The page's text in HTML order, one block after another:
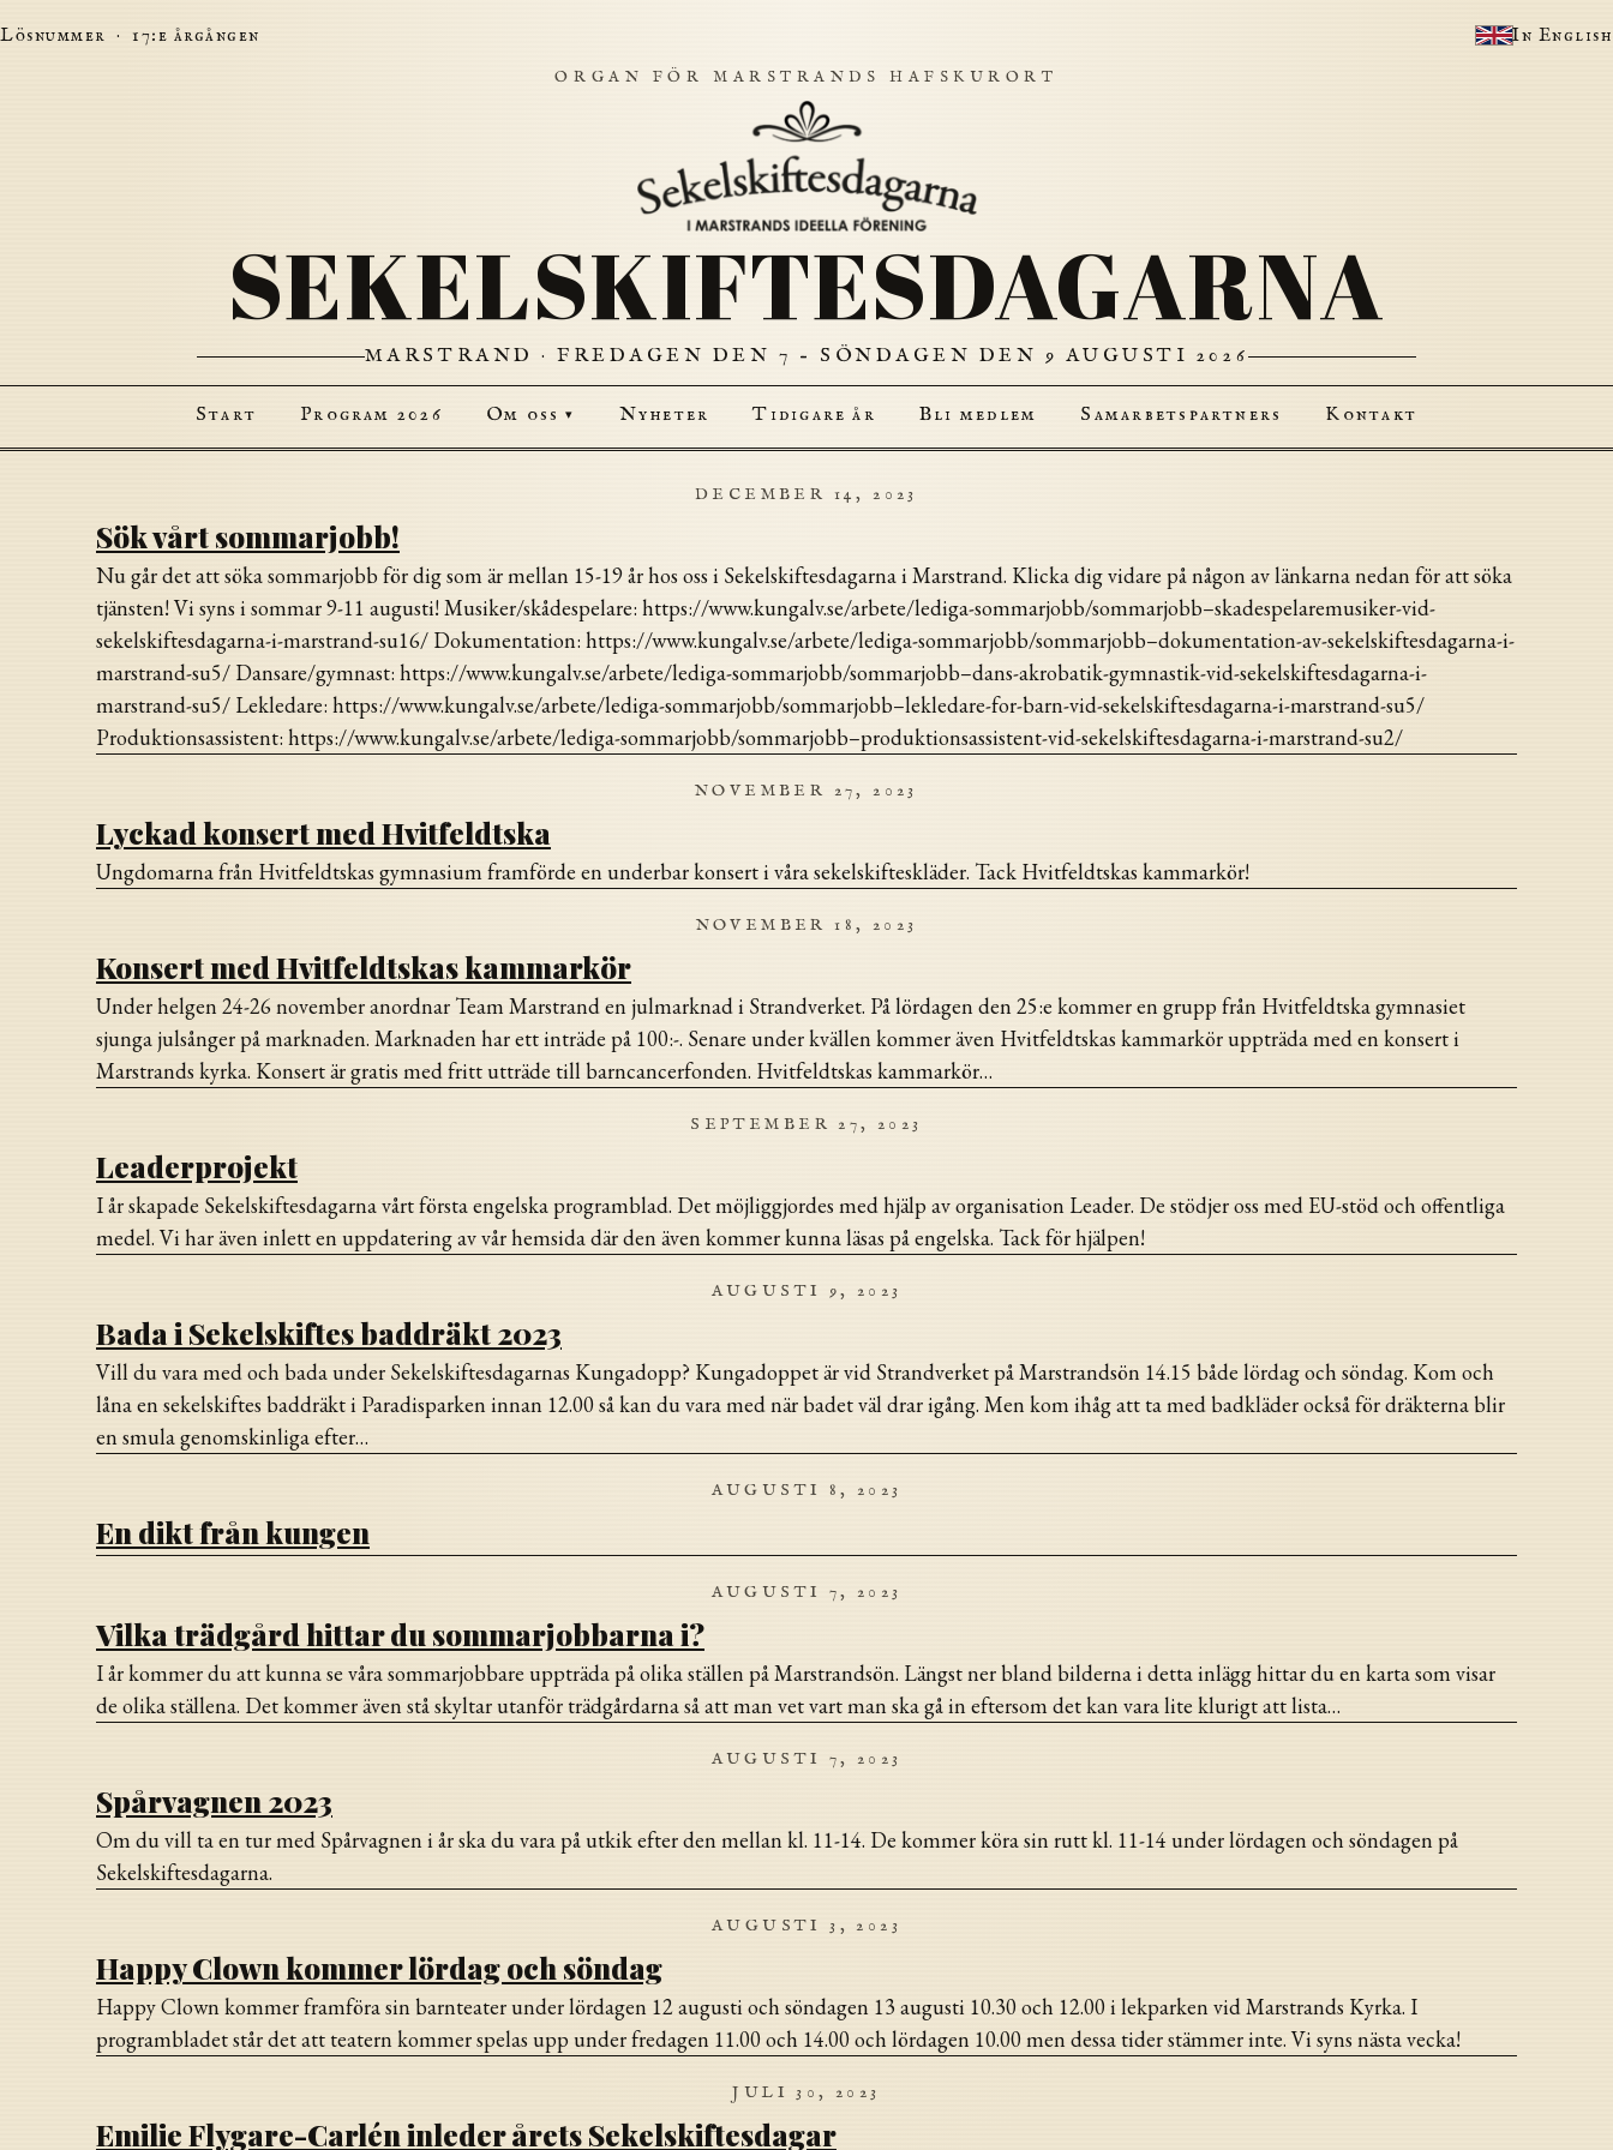
Lösnummer · 17:e årgången In English
ORGAN FÖR MARSTRANDS HAFSKURORT
SEKELSKIFTESDAGARNA
MARSTRAND · FREDAGEN DEN 7 – SÖNDAGEN DEN 9 AUGUSTI 2026
Start Program 2026 Om oss ▾ Nyheter Tidigare år Bli medlem Samarbetspartners Kontakt
DECEMBER 14, 2023
Sök vårt sommarjobb!
Nu går det att söka sommarjobb för dig som är mellan 15-19 år hos oss i Sekelskiftesdagarna i Marstrand. Klicka dig vidare på någon av länkarna nedan för att söka
tjänsten! Vi syns i sommar 9-11 augusti! Musiker/skådespelare: https://www.kungalv.se/arbete/lediga-sommarjobb/sommarjobb–skadespelaremusiker-vid-
sekelskiftesdagarna-i-marstrand-su16/ Dokumentation: https://www.kungalv.se/arbete/lediga-sommarjobb/sommarjobb–dokumentation-av-sekelskiftesdagarna-i-
marstrand-su5/ Dansare/gymnast: https://www.kungalv.se/arbete/lediga-sommarjobb/sommarjobb–dans-akrobatik-gymnastik-vid-sekelskiftesdagarna-i-
marstrand-su5/ Lekledare: https://www.kungalv.se/arbete/lediga-sommarjobb/sommarjobb–lekledare-for-barn-vid-sekelskiftesdagarna-i-marstrand-su5/
Produktionsassistent: https://www.kungalv.se/arbete/lediga-sommarjobb/sommarjobb–produktionsassistent-vid-sekelskiftesdagarna-i-marstrand-su2/
NOVEMBER 27, 2023
Lyckad konsert med Hvitfeldtska
Ungdomarna från Hvitfeldtskas gymnasium framförde en underbar konsert i våra sekelskifteskläder. Tack Hvitfeldtskas kammarkör!
NOVEMBER 18, 2023
Konsert med Hvitfeldtskas kammarkör
Under helgen 24-26 november anordnar Team Marstrand en julmarknad i Strandverket. På lördagen den 25:e kommer en grupp från Hvitfeldtska gymnasiet
sjunga julsånger på marknaden. Marknaden har ett inträde på 100:-. Senare under kvällen kommer även Hvitfeldtskas kammarkör uppträda med en konsert i
Marstrands kyrka. Konsert är gratis med fritt utträde till barncancerfonden. Hvitfeldtskas kammarkör…
SEPTEMBER 27, 2023
Leaderprojekt
I år skapade Sekelskiftesdagarna vårt första engelska programblad. Det möjliggjordes med hjälp av organisation Leader. De stödjer oss med EU-stöd och offentliga
medel. Vi har även inlett en uppdatering av vår hemsida där den även kommer kunna läsas på engelska. Tack för hjälpen!
AUGUSTI 9, 2023
Bada i Sekelskiftes baddräkt 2023
Vill du vara med och bada under Sekelskiftesdagarnas Kungadopp? Kungadoppet är vid Strandverket på Marstrandsön 14.15 både lördag och söndag. Kom och
låna en sekelskiftes baddräkt i Paradisparken innan 12.00 så kan du vara med när badet väl drar igång. Men kom ihåg att ta med badkläder också för dräkterna blir
en smula genomskinliga efter…
AUGUSTI 8, 2023
En dikt från kungen
AUGUSTI 7, 2023
Vilka trädgård hittar du sommarjobbarna i?
I år kommer du att kunna se våra sommarjobbare uppträda på olika ställen på Marstrandsön. Längst ner bland bilderna i detta inlägg hittar du en karta som visar
de olika ställena. Det kommer även stå skyltar utanför trädgårdarna så att man vet vart man ska gå in eftersom det kan vara lite klurigt att lista…
AUGUSTI 7, 2023
Spårvagnen 2023
Om du vill ta en tur med Spårvagnen i år ska du vara på utkik efter den mellan kl. 11-14. De kommer köra sin rutt kl. 11-14 under lördagen och söndagen på
Sekelskiftesdagarna.
AUGUSTI 3, 2023
Happy Clown kommer lördag och söndag
Happy Clown kommer framföra sin barnteater under lördagen 12 augusti och söndagen 13 augusti 10.30 och 12.00 i lekparken vid Marstrands Kyrka. I
programbladet står det att teatern kommer spelas upp under fredagen 11.00 och 14.00 och lördagen 10.00 men dessa tider stämmer inte. Vi syns nästa vecka!
JULI 30, 2023
Emilie Flygare-Carlén inleder årets Sekelskiftesdagar